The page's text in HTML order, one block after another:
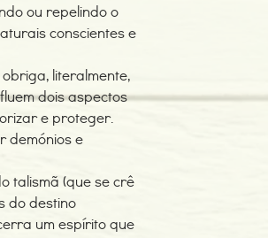
ou repelindo o
conscientes e
literalmente,
dois aspectos
e proteger.
demónios e
talismã (que se crê
do destino
um espírito que